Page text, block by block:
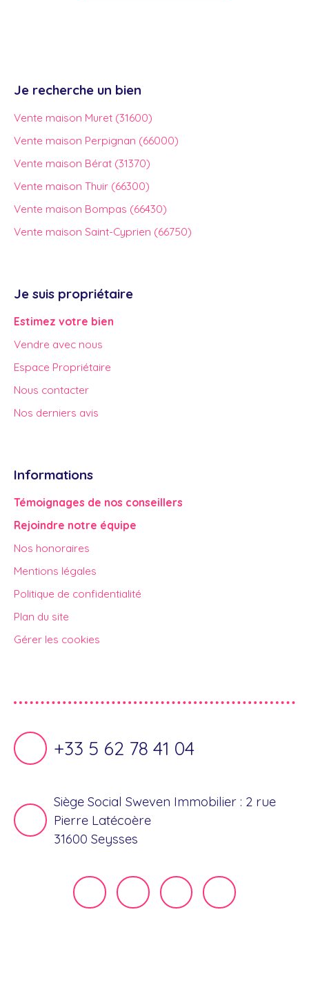
Je recherche un bien
Vente maison Muret (31600)
Vente maison Perpignan (66000)
Vente maison Bérat (31370)
Vente maison Thuir (66300)
Vente maison Bompas (66430)
Vente maison Saint-Cyprien (66750)
Je suis propriétaire
Estimez votre bien
Vendre avec nous
Espace Propriétaire
Nous contacter
Nos derniers avis
Informations
Témoignages de nos conseillers
Rejoindre notre équipe
Nos honoraires
Mentions légales
Politique de confidentialité
Plan du site
Gérer les cookies
+33 5 62 78 41 04
Siège Social Sweven Immobilier : 2 rue
Pierre Latécoère
31600 Seysses